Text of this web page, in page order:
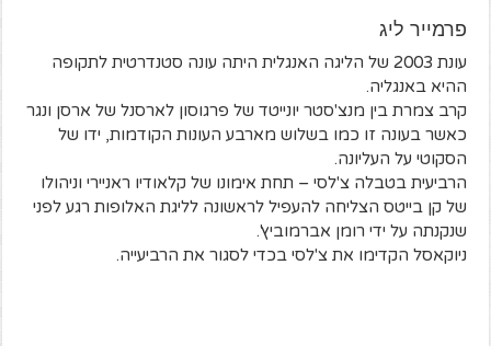
פרמייר ליג
עונת 2003 של הליגה האנגלית היתה עונה סטנדרטית לתקופה
ההיא באנגליה.
קרב צמרת בין מנצ'סטר יונייטד של פרגוסון לארסנל של ארסן ונגר
כאשר בעונה זו כמו בשלוש מארבע העונות הקודמות, ידו של
הסקוטי על העליונה.
הרביעית בטבלה צ'לסי – תחת אימונו של קלאודיו ראניירי וניהולו
של קן בייטס הצליחה להעפיל לראשונה לליגת האלופות רגע לפני
שנקנתה על ידי רומן אברמוביץ'.
ניוקאסל הקדימו את צ'לסי בכדי לסגור את הרביעייה.